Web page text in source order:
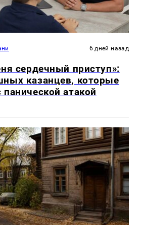
6 дней назад
сердечный приступ»:
казанцев, которые
атакой